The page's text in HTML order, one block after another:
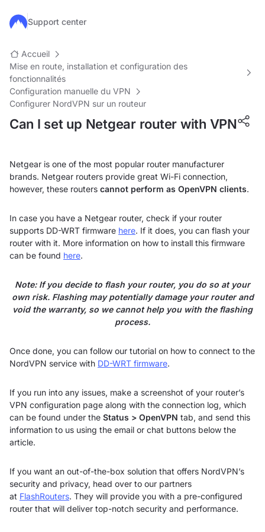
Passer au contenu principal
Support center
Accueil
Mise en route, installation et configuration des
fonctionnalités
Configuration manuelle du VPN
Configurer NordVPN sur un routeur
Can I set up Netgear router with VPN
Netgear is one of the most popular router manufacturer
brands. Netgear routers provide great Wi-Fi connection,
however, these routers cannot perform as OpenVPN clients.
In case you have a Netgear router, check if your router
supports DD-WRT firmware here. If it does, you can flash your
router with it. More information on how to install this firmware
can be found here.
Note: If you decide to flash your router, you do so at your
own risk. Flashing may potentially damage your router and
void the warranty, so we cannot help you with the flashing
process.
Once done, you can follow our tutorial on how to connect to the
NordVPN service with DD-WRT firmware.
If you run into any issues, make a screenshot of your router’s
VPN configuration page along with the connection log, which
can be found under the Status > OpenVPN tab, and send this
information to us using the email or chat buttons below the
article.
If you want an out-of-the-box solution that offers NordVPN’s
security and privacy, head over to our partners
at FlashRouters. They will provide you with a pre-configured
router that will deliver top-notch security and performance.